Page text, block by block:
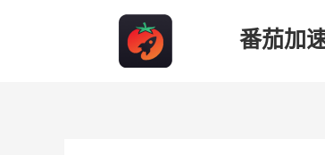
番茄加